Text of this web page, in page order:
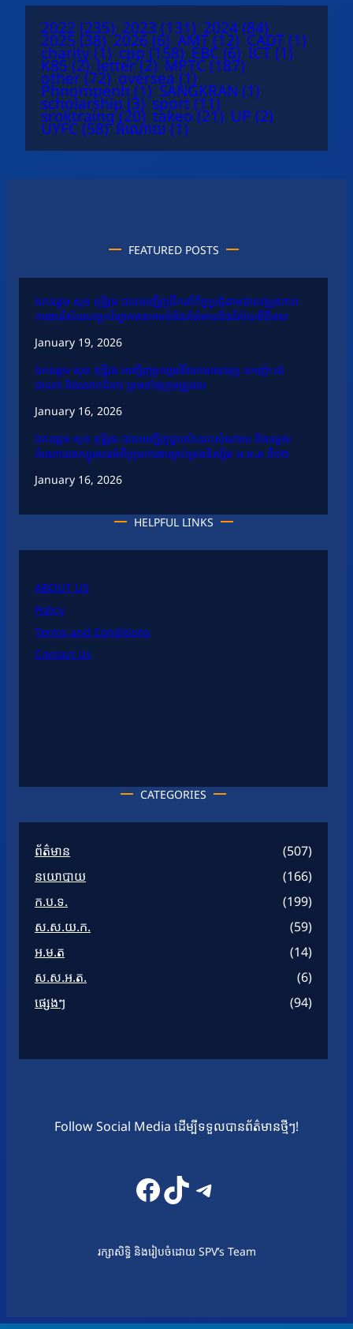
2022 (235) 2023 (131) 2024 (84)
2025 (38) 2026 (6) AMT (12) CADT (1)
charity (1) cpp (158) EBC (6) ICT (1)
K85 (2) letter (2) MPTC (187)
other (72) oversea (1)
Phnompenh (1) SANGKRAN (1)
scholarship (3) sport (11)
sroktraing (20) takeo (21) UP (2)
UYFC (58) អំណោយ (1)
FEATURED POSTS
ឯកឧត្តម សុខ ពុទ្ធិវុធ បានអញ្ជើញដឹកនាំកិច្ចប្រជុំតាមដានវឌ្ឍនភាព
ការងារវិស័យបច្ចេកវិទ្យាគមនាគមន៍និងព័ត៌មាននិងវិស័យឌីជីថល
January 19, 2026
ឯកឧត្តម សុខ ពុទ្ធិវុធ អញ្ជើញចូលរួមរំលែកមរណទុក្ខ ឧកញ៉ា ជា
ដាណា និងលោកជំទាវ ព្រមទាំងក្រុមគ្រួសារ
January 16, 2026
ឯកឧត្តម សុខ ពុទ្ធិវុធ បានអញ្ជើញជួបសំណេះសំណាល និងទទួល
អំណោយសប្បុរសធម៌ពីក្រុមការងារគ្រប់គ្រងនិស្សិត អ.ម.ត ទី១២
January 16, 2026
HELPFUL LINKS
ABOUT US
Policy
Terms and Conditions
Contact Us
CATEGORIES
ព័ត៌មាន
(507)
នយោបាយ
(166)
ក.ប.ទ.
(199)
ស.ស.យ.ក.
(59)
អ.ម.ត
(14)
ស.ស.អ.ត.
(6)
ផ្សេងៗ
(94)
Follow Social Media ដើម្បីទទួលបានព័ត៌មានថ្មីៗ!
Facebook
TikTokTelegram
រក្សាសិទ្ធិ និងរៀបចំដោយ SPV’s Team